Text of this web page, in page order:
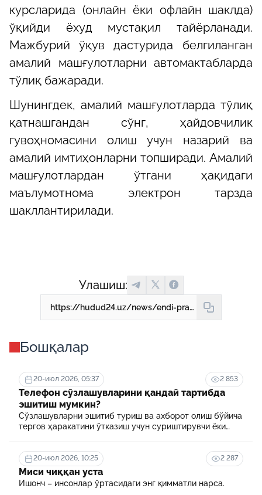
курсларида (онлайн ёки офлайн шаклда)
ўқийди ёхуд мустақил тайёрланади.
Мажбурий ўқув дастурида белгиланган
амалий машғулотларни автомактабларда
тўлиқ бажаради.
Шунингдек, амалий машғулотларда тўлиқ
қатнашгандан сўнг, ҳайдовчилик
гувоҳномасини олиш учун назарий ва
амалий имтиҳонларни топширади. Aмалий
машғулотлардан ўтгани ҳақидаги
маълумотнома электрон тарзда
шакллантирилади.
Улашиш:
https://hudud24.uz/news/endi-prava-uchun-nazarii-darslarda-katnashish-mazhburii-bulmaidi
Бошқалар
20-июл 2026, 05:37 2 853
Телефон сўзлашувларини қандай тартибда
эшитиш мумкин?
Сўзлашувларни эшитиб туриш ва ахборот олиш бўйича
тергов ҳаракатини ўтказиш учун суриштирувчи ёки
20-июл 2026, 10:25 2 287
Миси чиққан уста
Ишонч – инсонлар ўртасидаги энг қимматли нарса.